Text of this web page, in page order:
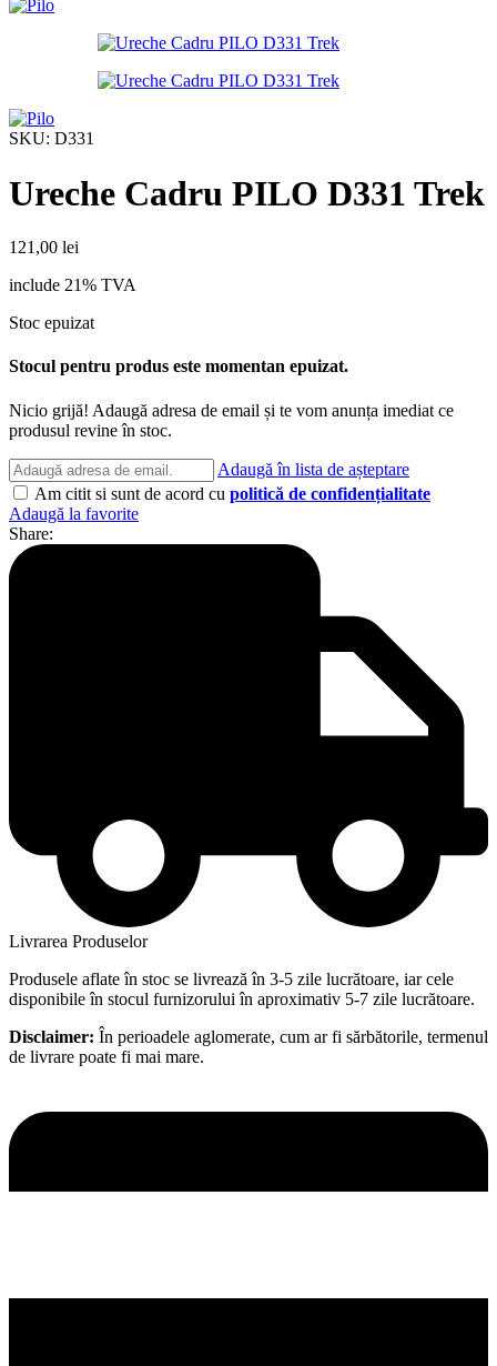
SKU: D331
Ureche Cadru PILO D331 Trek
121,00 lei
include 21% TVA
Stoc epuizat
Stocul pentru produs este momentan epuizat.
Nicio grijă! Adaugă adresa de email și te vom anunța imediat ce
produsul revine în stoc.
Adaugă în lista de așteptare
Am citit si sunt de acord cu politică de confidențialitate
Adaugă la favorite
Share:
Livrarea Produselor
Produsele aflate în stoc se livrează în 3-5 zile lucrătoare, iar cele
disponibile în stocul furnizorului în aproximativ 5-7 zile lucrătoare.
Disclaimer: În perioadele aglomerate, cum ar fi sărbătorile, termenul
de livrare poate fi mai mare.